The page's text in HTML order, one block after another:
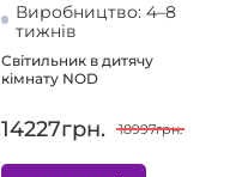
Виробництво: 4–8
тижнів
Світильник в дитячу
кімнату NOD
14227грн. 18997грн.